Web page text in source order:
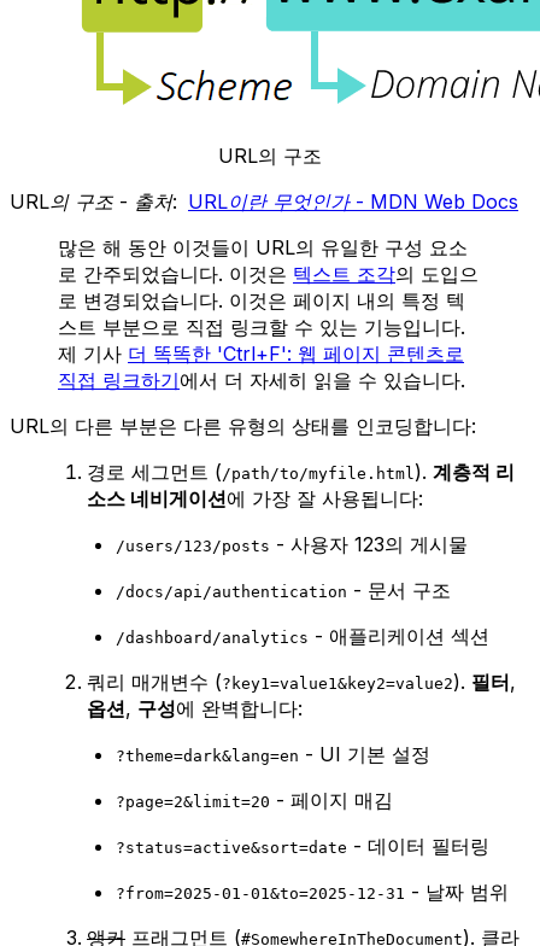
URL의 구조
URL의 구조 - 출처: URL이란 무엇인가 - MDN Web Docs
많은 해 동안 이것들이 URL의 유일한 구성 요소
로 간주되었습니다. 이것은 텍스트 조각의 도입으
로 변경되었습니다. 이것은 페이지 내의 특정 텍
스트 부분으로 직접 링크할 수 있는 기능입니다.
제 기사 더 똑똑한 'Ctrl+F': 웹 페이지 콘텐츠로
직접 링크하기에서 더 자세히 읽을 수 있습니다.
URL의 다른 부분은 다른 유형의 상태를 인코딩합니다:
경로 세그먼트 ( /path/to/myfile.html ). 계층적 리
소스 네비게이션에 가장 잘 사용됩니다:
/users/123/posts - 사용자 123의 게시물
/docs/api/authentication - 문서 구조
/dashboard/analytics - 애플리케이션 섹션
쿼리 매개변수 (?key1=value1&key2=value2). 필터,
옵션, 구성에 완벽합니다:
?theme=dark&lang=en - UI 기본 설정
?page=2&limit=20 - 페이지 매김
?status=active&sort=date - 데이터 필터링
?from=2025-01-01&to=2025-12-31 - 날짜 범위
앵커 프래그먼트 (#SomewhereInTheDocument). 클라